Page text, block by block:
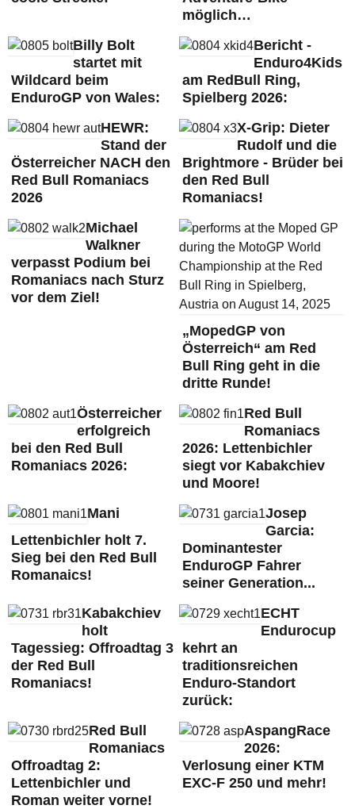
möglich…
Billy Bolt
startet mit
Wildcard beim
EnduroGP von Wales:
Bericht -
Enduro4Kids
am RedBull Ring,
Spielberg 2026:
HEWR:
Stand der
Österreicher NACH den
Red Bull Romaniacs
2026
X-Grip: Dieter
Rudolf und die
Brightmore - Brüder bei
den Red Bull
Romaniacs!
Michael
Walkner
verpasst Podium bei
Romaniacs nach Sturz
vor dem Ziel!
„MopedGP von
Österreich“ am Red
Bull Ring geht in die
dritte Runde!
Österreicher
erfolgreich
bei den Red Bull
Romaniacs 2026:
Red Bull
Romaniacs
2026: Lettenbichler
siegt vor Kabakchiev
und Moore!
Mani
Lettenbichler holt 7.
Sieg bei den Red Bull
Romanaics!
Josep
Garcia:
Dominantester
EnduroGP Fahrer
seiner Generation...
Kabakchiev
holt
Tagessieg: Offroadtag 3
der Red Bull
Romaniacs!
ECHT
Endurocup
kehrt an
traditionsreichen
Enduro-Standort
zurück:
Red Bull
Romaniacs
Offroadtag 2:
Lettenbichler und
Roman weiter vorne!
AspangRace
2026:
Verlosung einer KTM
EXC-F 250 und mehr!